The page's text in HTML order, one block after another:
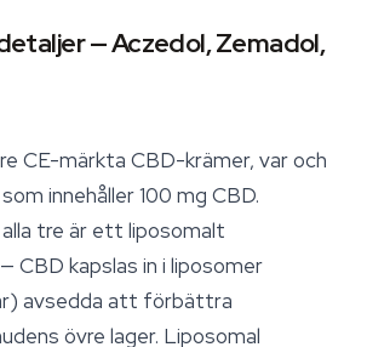
— Aczedol, Zemadol,
CE-märkta CBD-krämer, var och
innehåller 100 mg CBD.
tre är ett liposomalt
CBD kapslas in i liposomer
avsedda att förbättra
övre lager. Liposomal